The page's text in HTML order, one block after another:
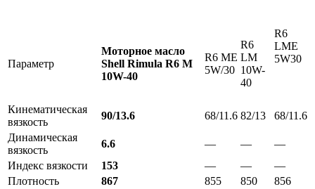
Параметр
Моторное масло
Shell Rimula R6 M
10W-40
R6 ME
5W/30
R6
LM
10W-
40
R6
LME
5W30
Кинематическая
вязкость
90/13.6 68/11.6 82/13
68/11.6
Динамическая
вязкость
6.6 — —
—
Индекс вязкости
153 — —
—
Плотность
867 855 850
856